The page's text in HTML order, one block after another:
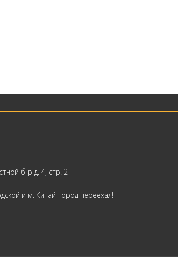
б-р д. 4, стр. 2
и м. Китай-город переехал!